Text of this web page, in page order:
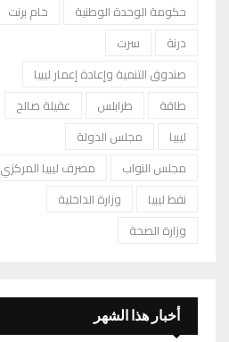
حكومة الوحدة الوطنية
خام برنت
درنة
سرت
صندوق التنمية وإعادة إعمار ليبيا
طاقة
طرابلس
عقيلة صالح
ليبيا
مجلس الدولة
مجلس النواب
مصرف ليبيا المركزي
نفط ليبيا
وزارة الداخلية
وزارة الصحة
أخبار هذا الشهر